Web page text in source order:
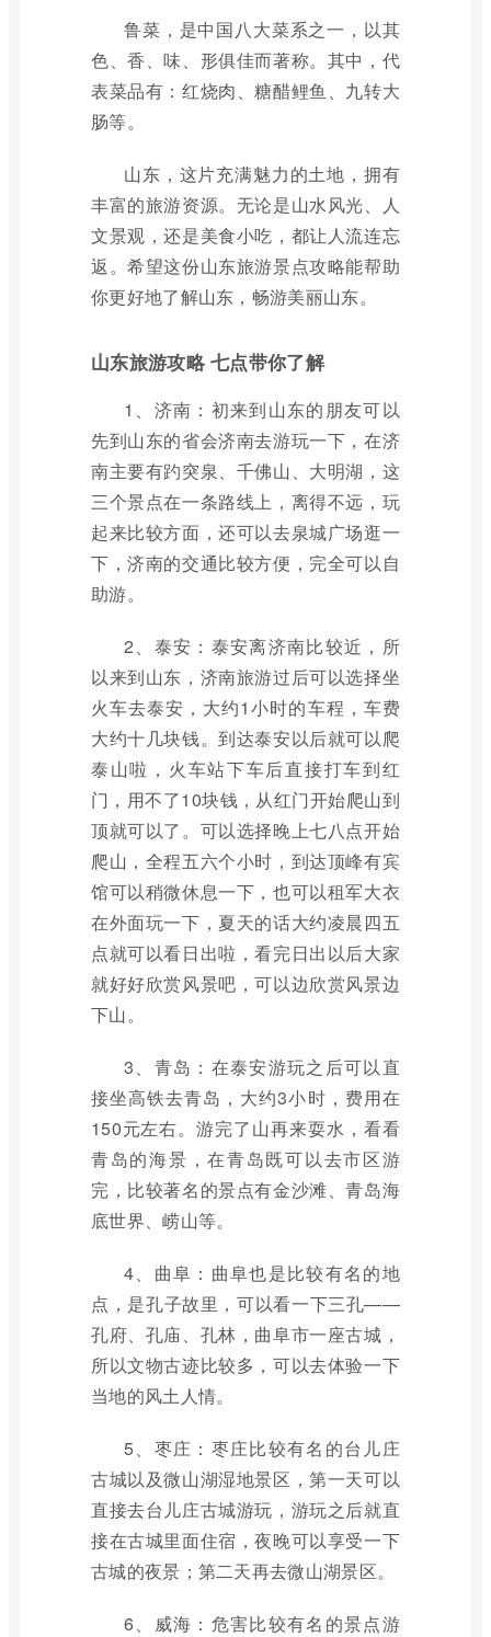
鲁菜，是中国八大菜系之一，以其
色、香、味、形俱佳而著称。其中，代
表菜品有：红烧肉、糖醋鲤鱼、九转大
肠等。
山东，这片充满魅力的土地，拥有
丰富的旅游资源。无论是山水风光、人
文景观，还是美食小吃，都让人流连忘
返。希望这份山东旅游景点攻略能帮助
你更好地了解山东，畅游美丽山东。
山东旅游攻略 七点带你了解
1、济南：初来到山东的朋友可以
先到山东的省会济南去游玩一下，在济
南主要有趵突泉、千佛山、大明湖，这
三个景点在一条路线上，离得不远，玩
起来比较方面，还可以去泉城广场逛一
下，济南的交通比较方便，完全可以自
助游。
2、泰安：泰安离济南比较近，所
以来到山东，济南旅游过后可以选择坐
火车去泰安，大约1小时的车程，车费
大约十几块钱。到达泰安以后就可以爬
泰山啦，火车站下车后直接打车到红
门，用不了10块钱，从红门开始爬山到
顶就可以了。可以选择晚上七八点开始
爬山，全程五六个小时，到达顶峰有宾
馆可以稍微休息一下，也可以租军大衣
在外面玩一下，夏天的话大约凌晨四五
点就可以看日出啦，看完日出以后大家
就好好欣赏风景吧，可以边欣赏风景边
下山。
3、青岛：在泰安游玩之后可以直
接坐高铁去青岛，大约3小时，费用在
150元左右。游完了山再来耍水，看看
青岛的海景，在青岛既可以去市区游
完，比较著名的景点有金沙滩、青岛海
底世界、崂山等。
4、曲阜：曲阜也是比较有名的地
点，是孔子故里，可以看一下三孔——
孔府、孔庙、孔林，曲阜市一座古城，
所以文物古迹比较多，可以去体验一下
当地的风土人情。
5、枣庄：枣庄比较有名的台儿庄
古城以及微山湖湿地景区，第一天可以
直接去台儿庄古城游玩，游玩之后就直
接在古城里面住宿，夜晚可以享受一下
古城的夜景；第二天再去微山湖景区。
6、威海：危害比较有名的景点游